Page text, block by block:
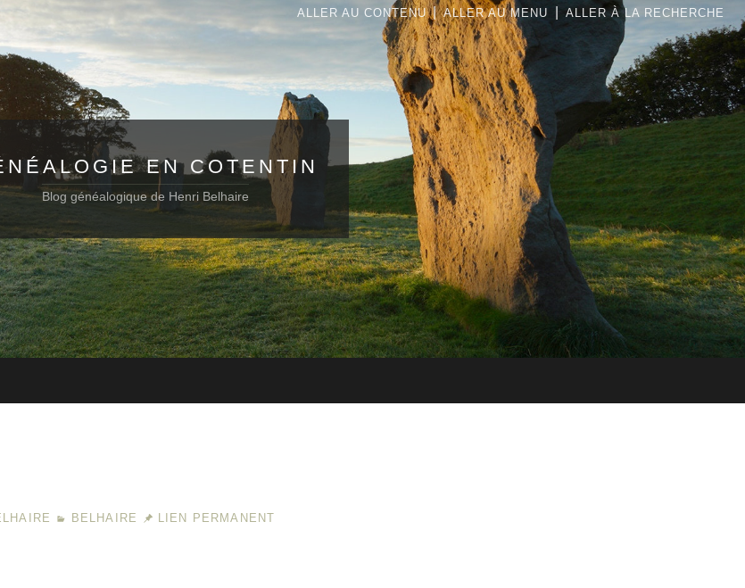
ALLER AU CONTENU | ALLER AU MENU ALLER À LA RECHERCHE
EN COTENTIN
Blog généalogique de Henri Belhaire
BELHAIRE LIEN PERMANENT